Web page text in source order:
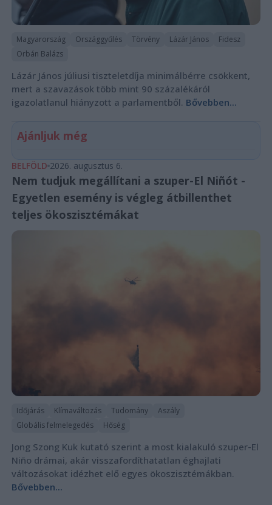
Magyarország Országgyűlés Törvény Lázár János
Fidesz
Orbán Balázs
Lázár János júliusi tiszteletdíja minimálbérre csökkent,
mert a szavazások több mint 90 százalékáról
igazolatlanul hiányzott a parlamentből. Bővebben...
Ajánljuk még
BELFÖLD 2026. augusztus 6.
Nem tudjuk megállítani a szuper-El Niñót -
Egyetlen esemény is végleg átbillenthet
teljes ökoszisztémákat
Időjárás Klímaváltozás Tudomány
Aszály
Globális felmelegedés
Hőség
Jong Szong Kuk kutató szerint a most kialakuló szuper-El
Niño drámai, akár visszafordíthatatlan éghajlati
változásokat idézhet elő egyes ökoszisztémákban.
Bővebben...